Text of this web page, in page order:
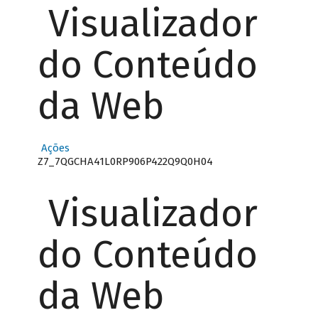
Visualizador
do Conteúdo
da Web
Ações
Z7_7QGCHA41L0RP906P422Q9Q0H04
Visualizador
do Conteúdo
da Web